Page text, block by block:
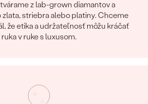
z lab-grown diamantov a
striebra alebo platiny. Chceme
že etika a udržateľnosť môžu kráčať
ruka v ruke s luxusom.